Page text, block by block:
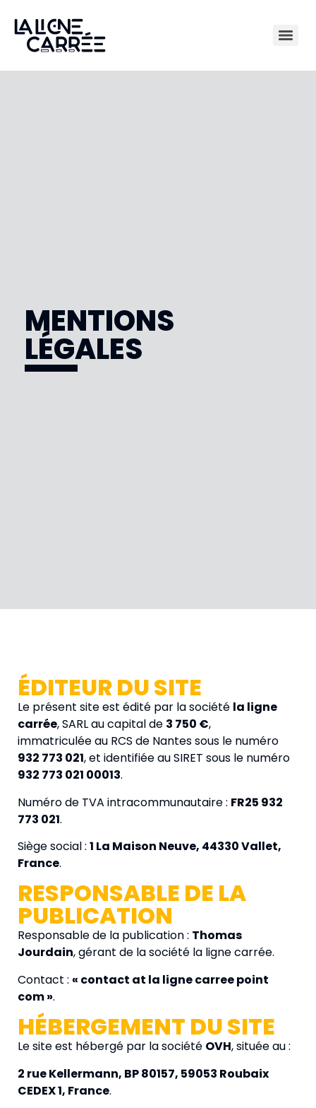
MENTIONS
LÉGALES
ÉDITEUR DU SITE
Le présent site est édité par la société la ligne
carrée, SARL au capital de 3 750 €,
immatriculée au RCS de Nantes sous le numéro
932 773 021, et identifiée au SIRET sous le numéro
932 773 021 00013.
Numéro de TVA intracommunautaire : FR25 932
773 021.
Siège social : 1 La Maison Neuve, 44330 Vallet,
France.
RESPONSABLE DE LA
PUBLICATION
Responsable de la publication : Thomas
Jourdain, gérant de la société la ligne carrée.
Contact : « contact at la ligne carree point
com ».
HÉBERGEMENT DU SITE
Le site est hébergé par la société OVH, située au :
2 rue Kellermann, BP 80157, 59053 Roubaix
CEDEX 1, France.